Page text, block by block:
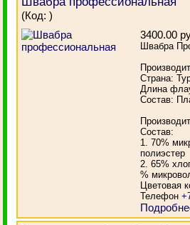
(Код:)
3400.00
Швабра
Страна:
Длина
Состав:
Состав:
1. 70%
полиэстер
2. 65%
%
Цветовая
Телефон